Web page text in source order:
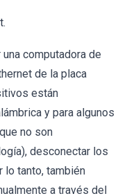
computadora de
de la placa
están
y para algunos
no son
desconectar los
lo tanto, también
a través del